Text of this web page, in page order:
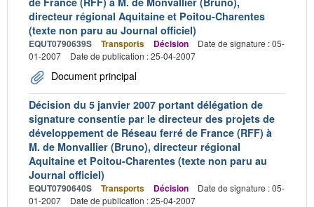
directeur régional Aquitaine et Poitou-Charentes
(texte non paru au Journal officiel)
EQUT0790639S Transports Décision
Date de signature : 05-
01-2007
Date de publication : 25-04-2007
Document principal
Décision du 5 janvier 2007 portant délégation de
signature consentie par le directeur des projets de
développement de Réseau ferré de France (RFF) à
M. de Monvallier (Bruno), directeur régional
Aquitaine et Poitou-Charentes (texte non paru au
Journal officiel)
EQUT0790640S Transports Décision
Date de signature : 05-
01-2007
Date de publication : 25-04-2007